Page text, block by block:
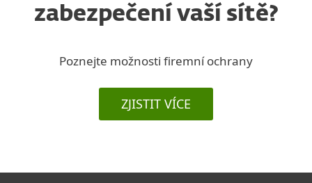
zabezpečení vaší sítě?
Poznejte možnosti firemní ochrany
ZJISTIT VÍCE